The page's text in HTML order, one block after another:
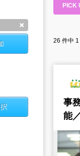
PICK
26 件中
事
能